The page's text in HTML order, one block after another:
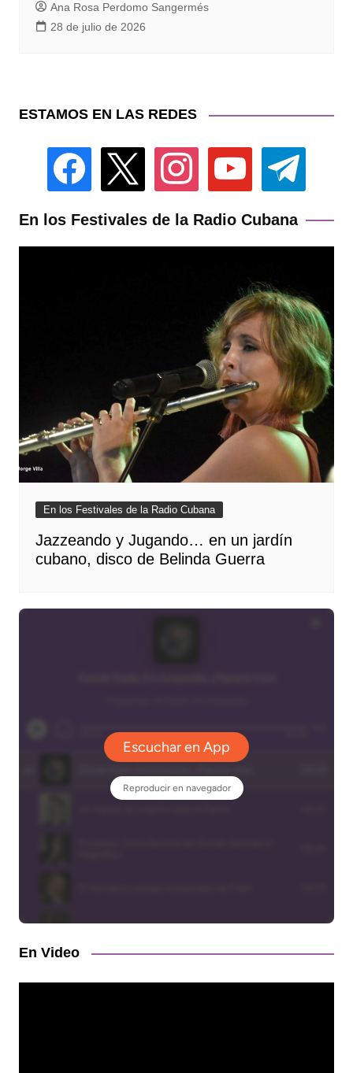
Ana Rosa Perdomo Sangermés
28 de julio de 2026
ESTAMOS EN LAS REDES
facebook instagram youtube telegram
En los Festivales de la Radio Cubana
En los Festivales de la Radio Cubana
Jazzeando y Jugando… en un jardín
cubano, disco de Belinda Guerra
En Video